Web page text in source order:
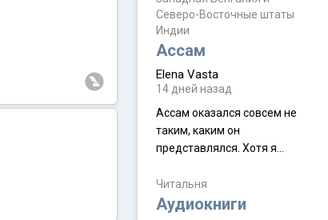
аккаунты
Северо-Восточные штаты
Индии
Ассам
Elena Vasta
14 дней назад
Ассам оказался совсем не
таким, каким он
представлялся. Хотя я
краешек, но все же схватила
ауру штата, как-то он меня
Читальня
Аудиокниги